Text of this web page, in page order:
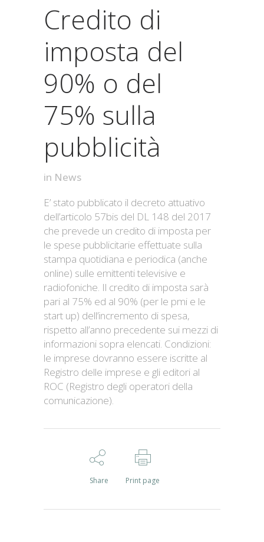
Credito di
imposta del
90% o del
75% sulla
pubblicità
in News
E’ stato pubblicato il decreto attuativo
dell’articolo 57bis del DL 148 del 2017
che prevede un credito di imposta per
le spese pubblicitarie effettuate sulla
stampa quotidiana e periodica (anche
online) sulle emittenti televisive e
radiofoniche. Il credito di imposta sarà
pari al 75% ed al 90% (per le pmi e le
start up) dell’incremento di spesa,
rispetto all’anno precedente sui mezzi di
informazioni sopra elencati. Condizioni:
le imprese dovranno essere iscritte al
Registro delle imprese e gli editori al
ROC (Registro degli operatori della
comunicazione).
Share Print page